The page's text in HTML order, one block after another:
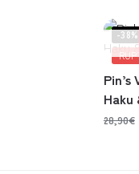
-38%
Haku
28,90€